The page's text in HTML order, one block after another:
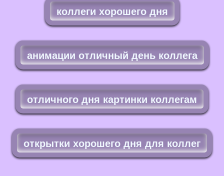
коллеги хорошего дня
анимации отличный день коллега
отличного дня картинки коллегам
открытки хорошего дня для коллег